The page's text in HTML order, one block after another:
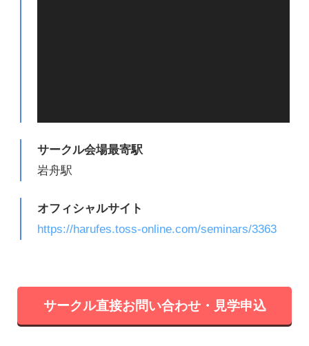
サークル会場最寄駅
岩舟駅
オフィシャルサイト
https://harufes.toss-online.com/seminars/3363
サークル直接お問い合わせ・見学申込